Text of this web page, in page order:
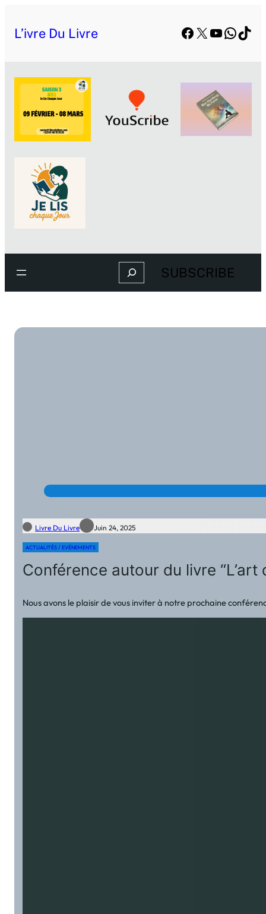
L’ivre Du Livre Facebook
X YouTube
Search SUBSCRIBE
Livre Du Livre Juin 24, 2025
ACTUALITÉS / EVÉNEMENTS
Conférence autour du livre “L’art
Nous avons le plaisir de vous inviter à notre prochaine